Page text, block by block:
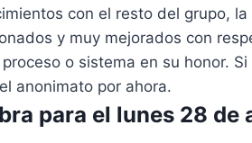
con el resto del grupo,
y muy mejorados con
o sistema en su honor.
anonimato por ahora.
para el lunes 28 de